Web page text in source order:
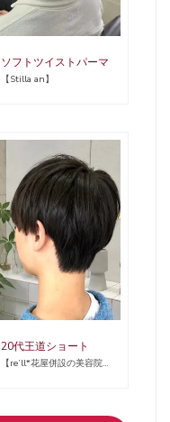
ソフトツイストパーマ
【Stilla an】
20代王道ショート
【re’ll*花屋併設の美容院